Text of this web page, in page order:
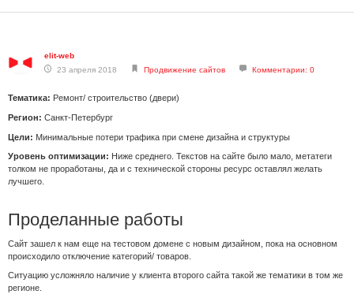
elit-web
23 апреля 2018
Продвижение сайтов Комментарии: 0
Тематика: Ремонт/ строительство (двери)
Регион:Санкт-Петербург
Цели: Минимальные потери трафика при смене дизайна и структуры
Уровень оптимизации: Ниже среднего. Текстов на сайте было мало, метатеги
толком не проработаны, да и с технической стороны ресурс оставлял желать
лучшего.
Проделанные работы
Сайт зашел к нам еще на тестовом домене с новым дизайном, пока на основном
происходило отключение категорий/ товаров.
Ситуацию усложняло наличие у клиента второго сайта такой же тематики в том же
регионе.